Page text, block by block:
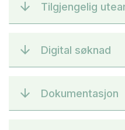
Tilgjengelig
Digital søknad
Dokumentasjon